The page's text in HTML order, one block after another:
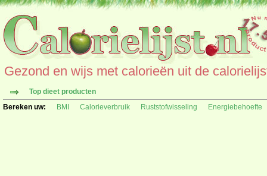
Gezond en wijs met calorieën uit de
Top dieet producten
Bereken uw:
BMI Calorieverbruik Ruststofwisseling Energiebehoefte